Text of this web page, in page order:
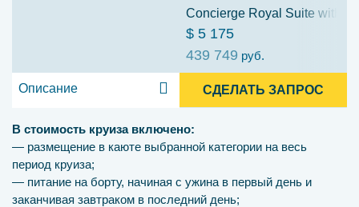
Concierge Royal Suite with
$ 5 175
439 749 руб.
Описание СДЕЛАТЬ ЗАПРОС
В стоимость круиза включено:
— размещение в каюте выбранной категории на весь
период круиза;
— питание на борту, начиная с ужина в первый день и
заканчивая завтраком в последний день;